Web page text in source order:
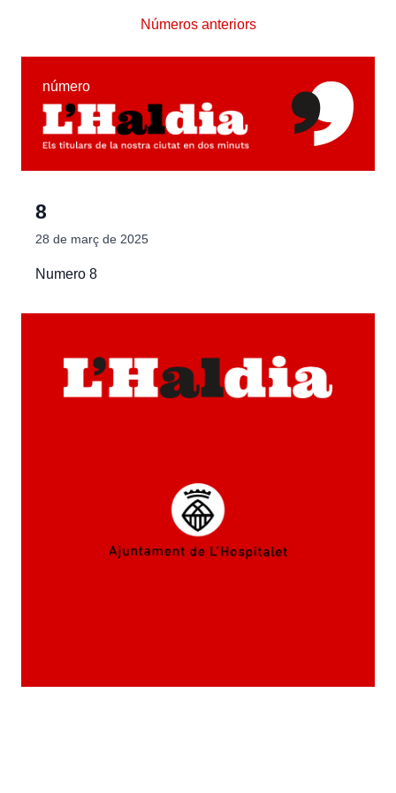
Números anteriors
número
8
28 de març de 2025
Numero 8